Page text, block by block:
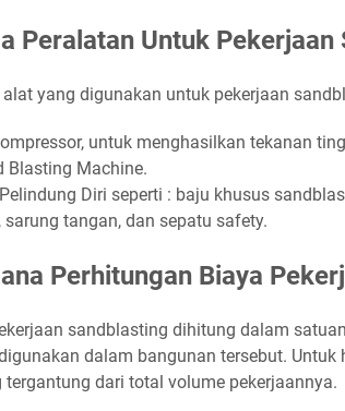
Peralatan Untuk Pekerjaan
yang digunakan untuk pekerjaan
untuk menghasilkan tekanan
Blasting Machine.
Diri seperti : baju khusus
sarung tangan, dan sepatu safety.
Perhitungan Biaya
sandblasting dihitung dalam
dalam bangunan tersebut. Untuk
tergantung dari total volume pekerjaannya.